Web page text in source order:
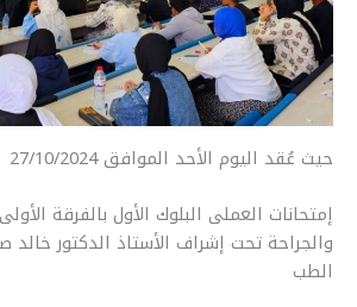
حيث عُقد اليوم الأحد الموافق 27/10/2024
إمتحانات العملى البلوك الأول بالفرقة
والجراحة تحت إشراف الأستاذ الدكتور
الطب